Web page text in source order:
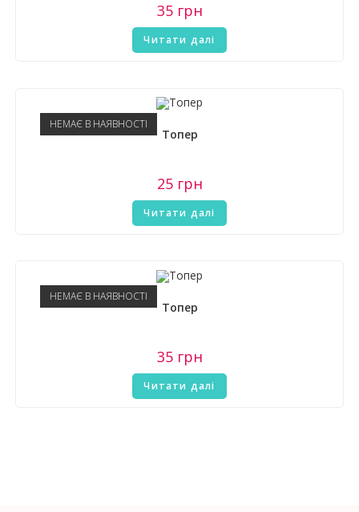
35 грн
Читати далі
НЕМАЄ В НАЯВНОСТІ
Топер
25 грн
Читати далі
НЕМАЄ В НАЯВНОСТІ
Топер
35 грн
Читати далі